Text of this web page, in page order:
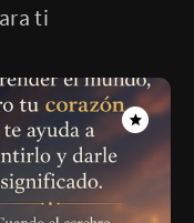
ti